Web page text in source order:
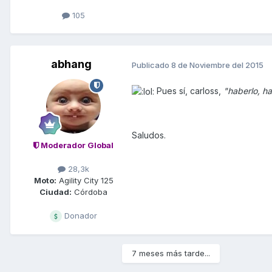
105
abhang
Moderador Global
28,3k
Moto: Agility City 125
Ciudad: Córdoba
Donador
Publicado 8 de Noviembre del 2015
Pues sí, carloss, "haberlo,
Saludos.
7 meses más tarde...